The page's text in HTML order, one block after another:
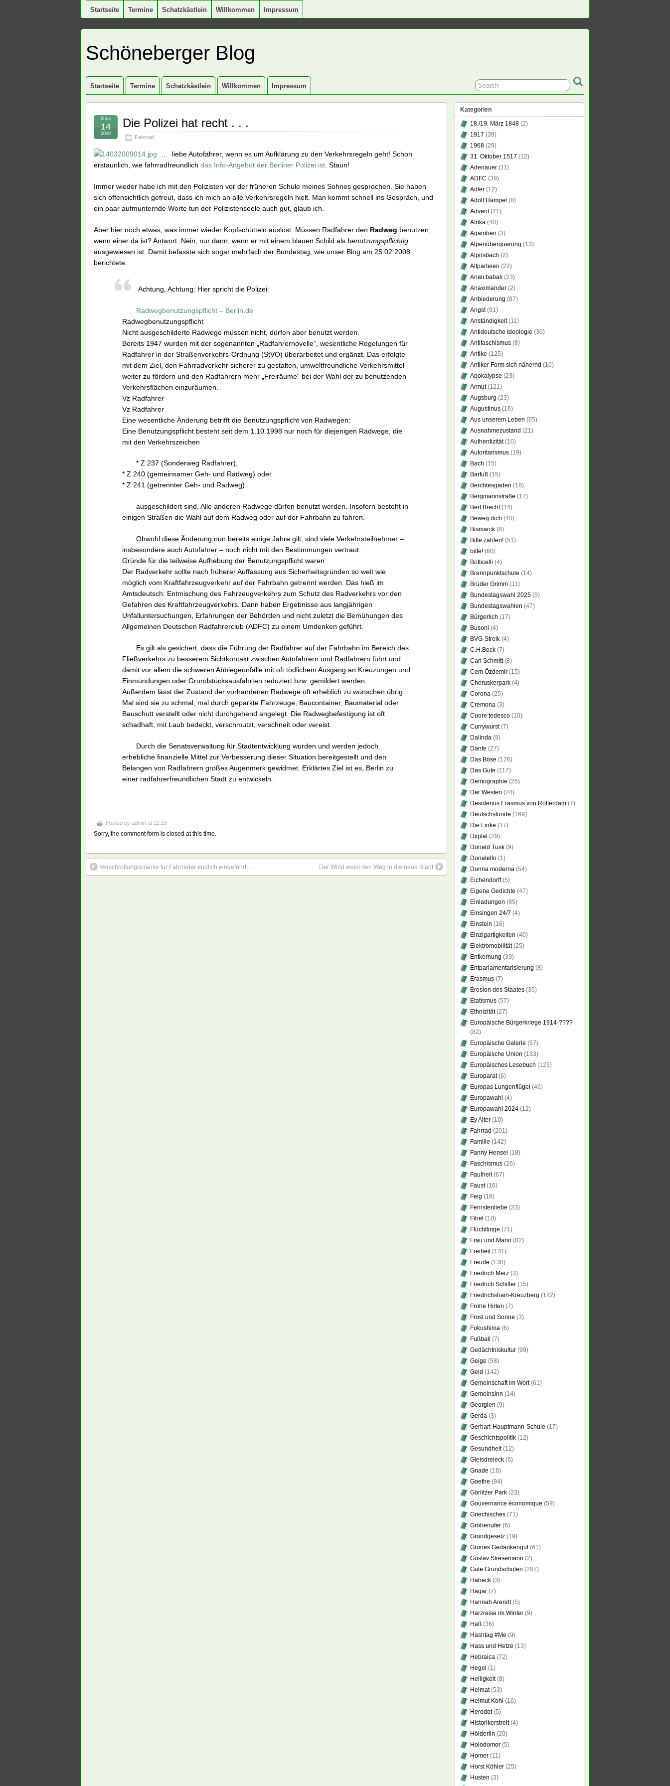
Startseite Termine Schatzkästlein Willkommen Impressum
Schöneberger Blog
Startseite Termine Schatzkästlein Willkommen Impressum
Die Polizei hat recht . . .
Fahrrad
März
14
2009
… liebe Autofahrer, wenn es um Aufklärung zu den Verkehrsregeln geht! Schon
erstaunlich, wie fahrradfreundlich das Info-Angebot der Berliner Polizei ist . Staun!
Immer wieder habe ich mit den Polizisten vor der früheren Schule meines Sohnes gesprochen. Sie haben
sich offensichtlich gefreut, dass ich mich an alle Verkehrsregeln hielt. Man kommt schnell ins Gespräch, und
ein paar aufmunternde Worte tun der Polizistenseele auch gut, glaub ich.
Aber hier noch etwas, was immer wieder Kopfschütteln auslöst: Müssen Radfahrer den Radweg benutzen,
wenn einer da ist? Antwort: Nein, nur dann, wenn er mit einem blauen Schild als benutzungspflichtig
ausgewiesen ist. Damit befasste sich sogar mehrfach der Bundestag, wie unser Blog am 25.02.2008
berichtete.
Achtung, Achtung: Hier spricht die Polizei:
Radwegbenutzungspflicht – Berlin.de
Radwegbenutzungspflicht
Nicht ausgeschilderte Radwege müssen nicht, dürfen aber benutzt werden.
Bereits 1947 wurden mit der sogenannten „Radfahrernovelle“, wesentliche Regelungen für
Radfahrer in der Straßenverkehrs-Ordnung (StVO) überarbeitet und ergänzt. Das erfolgte
mit dem Ziel, den Fahrradverkehr sicherer zu gestalten, umweltfreundliche Verkehrsmittel
weiter zu fördern und den Radfahrern mehr „Freiräume“ bei der Wahl der zu benutzenden
Verkehrsflächen einzuräumen.
Vz Radfahrer
Vz Radfahrer
Eine wesentliche Änderung betrifft die Benutzungspflicht von Radwegen:
Eine Benutzungspflicht besteht seit dem 1.10.1998 nur noch für diejenigen Radwege, die
mit den Verkehrszeichen
* Z 237 (Sonderweg Radfahrer),
* Z 240 (gemeinsamer Geh- und Radweg) oder
* Z 241 (getrennter Geh- und Radweg)
ausgeschildert sind. Alle anderen Radwege dürfen benutzt werden. Insofern besteht in
einigen Straßen die Wahl auf dem Radweg oder auf der Fahrbahn zu fahren.
Obwohl diese Änderung nun bereits einige Jahre gilt, sind viele Verkehrsteilnehmer –
insbesondere auch Autofahrer – noch nicht mit den Bestimmungen vertraut.
Gründe für die teilweise Aufhebung der Benutzungspflicht waren:
Der Radverkehr sollte nach früherer Auffassung aus Sicherheitsgründen so weit wie
möglich vom Kraftfahrzeugverkehr auf der Fahrbahn getrennt werden. Das hieß im
Amtsdeutsch: Entmischung des Fahrzeugverkehrs zum Schutz des Radverkehrs vor den
Gefahren des Kraftfahrzeugverkehrs. Dann haben Ergebnisse aus langjährigen
Unfalluntersuchungen, Erfahrungen der Behörden und nicht zuletzt die Bemühungen des
Allgemeinen Deutschen Radfahrerclub (ADFC) zu einem Umdenken geführt.
Es gilt als gesichert, dass die Führung der Radfahrer auf der Fahrbahn im Bereich des
Fließverkehrs zu besserem Sichtkontakt zwischen Autofahrern und Radfahrern führt und
damit vor allem die schweren Abbiegeunfälle mit oft tödlichem Ausgang an Kreuzungen und
Einmündungen oder Grundstücksausfahrten reduziert bzw. gemildert werden.
Außerdem lässt der Zustand der vorhandenen Radwege oft erheblich zu wünschen übrig.
Mal sind sie zu schmal, mal durch geparkte Fahrzeuge, Baucontainer, Baumaterial oder
Bauschutt verstellt oder nicht durchgehend angelegt. Die Radwegbefestigung ist oft
schadhaft, mit Laub bedeckt, verschmutzt, verschneit oder vereist.
Durch die Senatsverwaltung für Stadtentwicklung wurden und werden jedoch
erhebliche finanzielle Mittel zur Verbesserung dieser Situation bereitgestellt und den
Belangen von Radfahrern großes Augenmerk gewidmet. Erklärtes Ziel ist es, Berlin zu
einer radfahrerfreundlichen Stadt zu entwickeln.
Posted by admin at 22:15
Sorry, the comment form is closed at this time.
Verschrottungsprämie für Fahrräder endlich eingeführt … Der Wind weist den Weg in die neue Stadt
Kategorien
18./19. März 1848 (2)
1917 (39)
1968 (29)
31. Oktober 1517 (12)
Adenauer (11)
ADFC (39)
Adler (12)
Adolf Hampel (8)
Advent(21)
Afrika (40)
Agamben (3)
Alpenüberquerung (13)
Alpirsbach (2)
Altparteien (22)
Analı babalı (23)
Anaximander (2)
Anbiederung (87)
Angst(91)
Anständigkeit(11)
Antideutsche Ideologie (30)
Antifaschismus (8)
Antike (125)
Antiker Form sich nähernd (10)
Apokalypse (23)
Armut(121)
Augsburg (23)
Augustinus (16)
Aus unserem Leben (65)
Ausnahmezustand (21)
Authentizität(10)
Autoritarismus (19)
Bach (15)
Barfuß (15)
Berchtesgaden (18)
Bergmannstraße (17)
Bert Brecht(14)
Beweg dich (40)
Bismarck (8)
Bitte zählen! (51)
bitte! (60)
Botticelli (4)
Brennpunktschule (14)
Brüder Grimm (11)
Bundestagswahl 2025 (5)
Bundestagswahlen (47)
Bürgerlich (17)
Busoni (4)
BVG-Streik (4)
C.H.Beck (7)
Carl Schmitt(8)
Cem Özdemir (15)
Cheruskerpark (4)
Corona (25)
Cremona (3)
Cuore tedesco (10)
Currywurst(7)
Dalinda (9)
Dante (27)
Das Böse (126)
Das Gute (117)
Demographie (25)
Der Westen (24)
Desiderius Erasmus von Rotterdam (7)
Deutschstunde (169)
Die Linke (17)
Digital (29)
Donald Tusk (9)
Donatello (1)
Donna moderna (54)
Eichendorff(5)
Eigene Gedichte (47)
Einladungen (85)
Einsingen 24/7 (4)
Einstein (16)
Einzigartigkeiten (40)
Elektromobilität(25)
Entkernung (39)
Entparlamentarisierung (8)
Erasmus (7)
Erosion des Staates (35)
Etatismus (57)
Ethnizität(27)
Europäische Bürgerkriege 1914-????
(82)
Europäische Galerie (57)
Europäische Union (133)
Europäisches Lesebuch (125)
Europarat(6)
Europas Lungenflügel (46)
Europawahl (4)
Europawahl 2024 (12)
Ey Alter (10)
Fahrrad (201)
Familie (142)
Fanny Hensel (18)
Faschismus (26)
Faulheit(67)
Faust(16)
Feig (18)
Fernstenliebe (23)
Fibel (10)
Flüchtlinge (71)
Frau und Mann (82)
Freiheit(131)
Freude (138)
Friedrich Merz (3)
Friedrich Schiller (15)
Friedrichshain-Kreuzberg (182)
Frohe Hirten (7)
Frost und Sonne (3)
Fukushima (6)
Fußball
(7)
Gedächtniskultur (99)
Geige (58)
Geld (142)
Gemeinschaft im Wort(61)
Gemeinsinn (14)
Georgien (9)
Gerda (3)
Gerhart-Hauptmann-Schule (17)
Geschichtspolitik (12)
Gesundheit(12)
Gleisdreieck (6)
Gnade (16)
Goethe (94)
Görlitzer Park (23)
Gouvernance économique (59)
Griechisches (71)
Gröbenufer (6)
Grundgesetz (19)
Grünes Gedankengut(61)
Gustav Stresemann (2)
Gute Grundschulen (207)
Habeck (3)
Hagar (7)
Hannah Arendt(5)
Harzreise im Winter (9)
Haß (36)
Hashtag #Me (9)
Hass und Hetze (13)
Hebraica (72)
Hegel (1)
Heiligkeit(8)
Heimat(53)
Helmut Kohl (16)
Herodot(5)
Historikerstreit(4)
Hölderlin (20)
Holodomor (5)
Homer (11)
Horst Köhler (25)
Husten (3)